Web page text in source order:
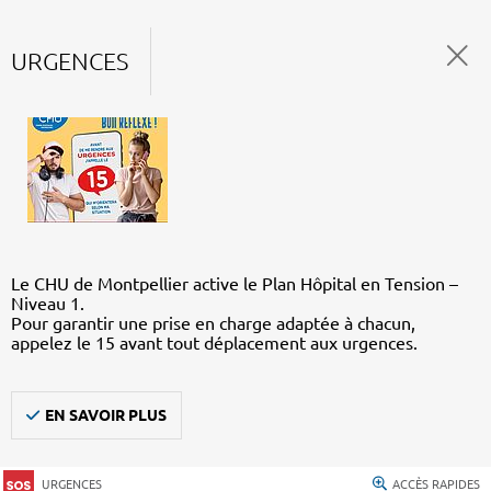
URGENCES
Le CHU de Montpellier active le Plan Hôpital en Tension –
Niveau 1.
Pour garantir une prise en charge adaptée à chacun,
appelez le 15 avant tout déplacement aux urgences.
EN SAVOIR PLUS
URGENCES ACCÈS RAPIDES